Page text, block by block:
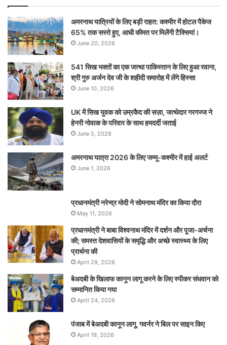
अमरनाथ यात्रियों के लिए बड़ी राहत: कश्मीर में होटल पैकेज
65% तक सस्ते हुए, आधी कीमत पर मिलेंगी टैक्सियां।
June 20, 2026
541 सिख भक्तों का एक जत्था पाकिस्तान के लिए हुआ रवाना,
श्री गुरु अर्जन देव जी के शहीदी समारोह में लेंगे हिस्सा
June 10, 2026
UK में सिख युवक को उम्रकैद की सज़ा, जत्थेदार गरगज्ज ने
हेनरी नोवाक के परिवार के साथ हमदर्दी जताई
June 5, 2026
अमरनाथ यात्रा 2026 के लिए जम्मू-कश्मीर में हाई अलर्ट
June 1, 2026
प्रधानमंत्री नरेन्‍द्र मोदी ने सोमनाथ मंदिर का किया दौरा
May 11, 2026
प्रधानमंत्री ने बाबा विश्वनाथ मंदिर में दर्शन और पूजा-अर्चना
की; समस्‍त देशवासियों के समृद्धि और अच्छे स्वास्थ्य के लिए
प्रार्थना की
April 29, 2026
बेअदबी के खिलाफ कानून लागू करने के लिए स्पीकर संधवान को
सम्मानित किया गया
April 24, 2026
पंजाब में बेअदबी कानून लागू, गवर्नर ने बिल पर साइन किए
April 19, 2026